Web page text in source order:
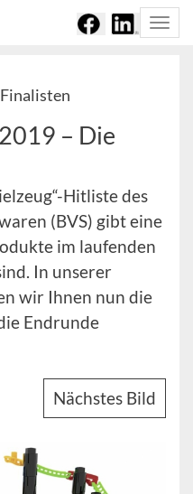
– Die
Hitliste des
(BVS) gibt eine
im laufenden
In unserer
wir Ihnen nun die
Endrunde
Nächstes Bild